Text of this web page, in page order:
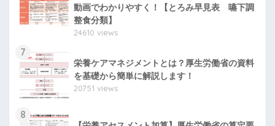
動画でわかりやすく！【とろみ早見表 嚥下調
整食分類】
24610 views
7
栄養ケアマネジメントとは？厚生労働省の資料
を基礎から簡単に解説します！
20751 views
8